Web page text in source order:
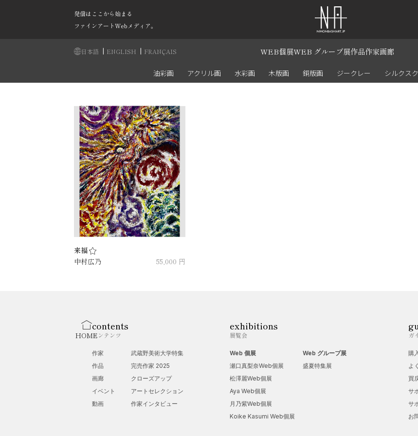
発信はここから始まる
ファインアートWebメディア。
日本語 | ENGLISH | FRANÇAIS WEB個展WEB グループ展作品作家画廊
油彩画 アクリル画 水彩画 木版画 銅版画 ジークレー シルクス
来福
中村広乃
55,000 円
HOME
contents
コンテンツ
作家
作品
画廊
イベント
動画
武蔵野美術大学特集
完売作家 2025
クローズアップ
アートセレクション
作家インタビュー
exhibitions
展覧会
Web 個展
瀬口真梨奈Web個展
松澤麗Web個展
Aya Web個展
月乃紫Web個展
Koike Kasumi Web個展
Web グループ展
盛夏特集展
ガ
購
よ
買
サ
サ
お